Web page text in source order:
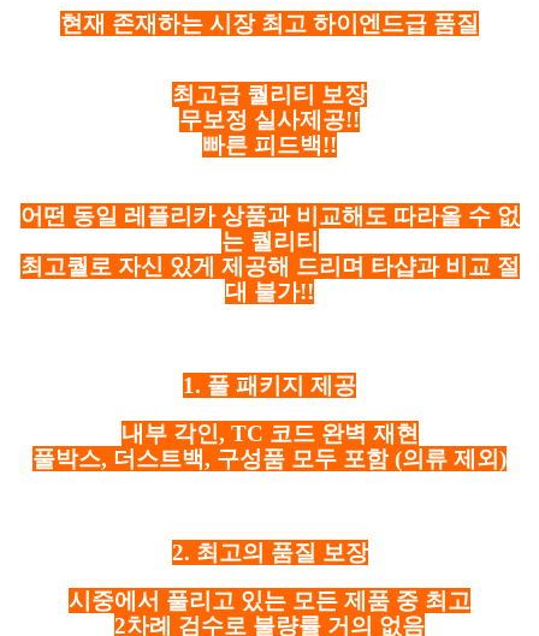
현재 존재하는 시장 최고 하이엔드급 품질
최고급 퀄리티 보장
무보정 실사제공!!
빠른 피드백!!
어떤 동일 레플리카 상품과 비교해도 따라올 수 없
는 퀄리티
최고퀄로 자신 있게 제공해 드리며 타샵과 비교 절
대 불가!!
1. 풀 패키지 제공
내부 각인, TC 코드 완벽 재현
풀박스, 더스트백, 구성품 모두 포함 (의류 제외)
2. 최고의 품질 보장
시중에서 풀리고 있는 모든 제품 중 최고
2차례 검수로 불량률 거의 없음